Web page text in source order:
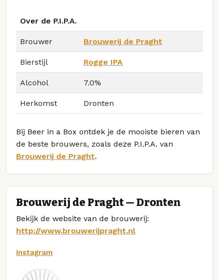
Over de P.I.P.A.
Brouwer Brouwerij de Praght
Bierstijl Rogge IPA
Alcohol 7.0%
Herkomst Dronten
Bij Beer in a Box ontdek je de mooiste bieren van
de beste brouwers, zoals deze P.I.P.A. van
Brouwerij de Praght.
Brouwerij de Praght — Dronten
Bekijk de website van de brouwerij:
http://www.brouwerijpraght.nl
Instagram